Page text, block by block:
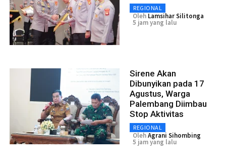
REGIONAL
Oleh Lamsihar Silitonga
5 jam yang lalu
Sirene Akan
Dibunyikan pada 17
Agustus, Warga
Palembang Diimbau
Stop Aktivitas
REGIONAL
OlehAgrani Sihombing
5 jam yang lalu